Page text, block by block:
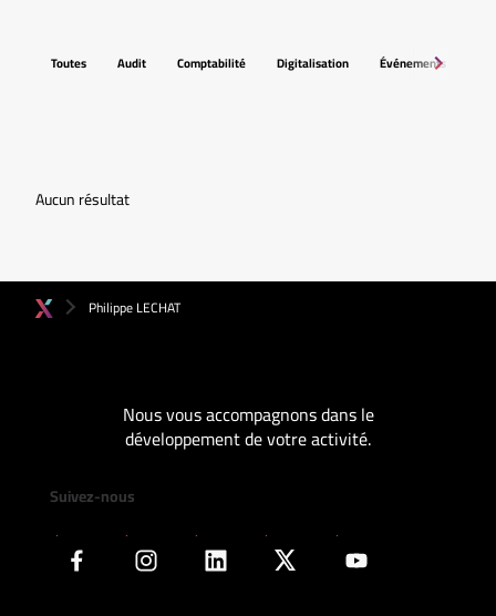
Toutes Audit Comptabilité Digitalisation Événements
Aucun résultat
Philippe LECHAT
Nous vous accompagnons dans le
développement de votre activité.
Suivez-nous